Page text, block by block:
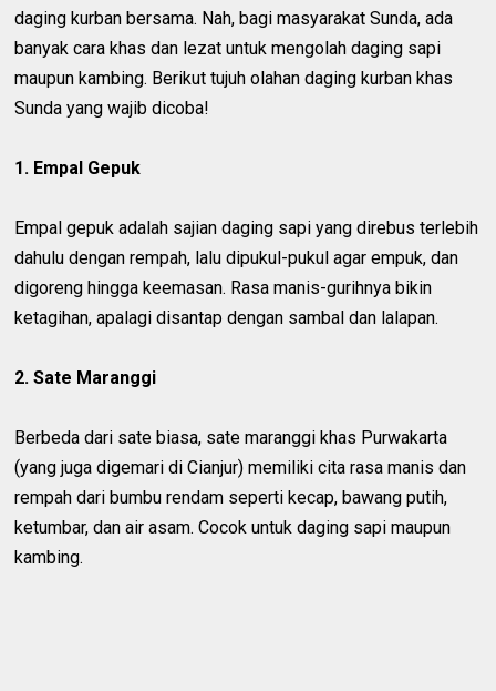
daging kurban bersama. Nah, bagi masyarakat Sunda, ada
banyak cara khas dan lezat untuk mengolah daging sapi
maupun kambing. Berikut tujuh olahan daging kurban khas
Sunda yang wajib dicoba!
1. Empal Gepuk
Empal gepuk adalah sajian daging sapi yang direbus terlebih
dahulu dengan rempah, lalu dipukul-pukul agar empuk, dan
digoreng hingga keemasan. Rasa manis-gurihnya bikin
ketagihan, apalagi disantap dengan sambal dan lalapan.
2. Sate Maranggi
Berbeda dari sate biasa, sate maranggi khas Purwakarta
(yang juga digemari di Cianjur) memiliki cita rasa manis dan
rempah dari bumbu rendam seperti kecap, bawang putih,
ketumbar, dan air asam. Cocok untuk daging sapi maupun
kambing.